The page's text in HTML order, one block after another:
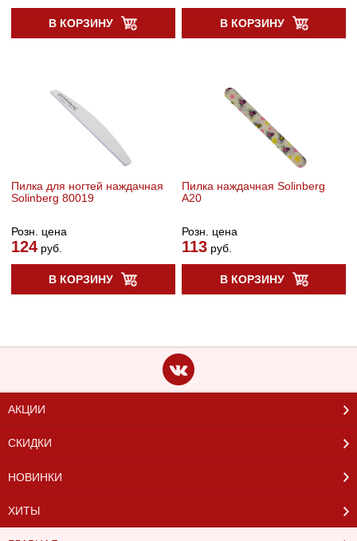
В КОРЗИНУ В КОРЗИНУ
Пилка для ногтей наждачная
Solinberg 80019
Розн. цена
124руб.
В КОРЗИНУ
Пилка наждачная Solinberg
А20
Розн. цена
113 руб.
В КОРЗИНУ
АКЦИИ
СКИДКИ
НОВИНКИ
ХИТЫ